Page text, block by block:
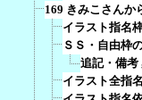
169 きみこさんか
イラスト指名
ＳＳ・自由枠
追記・備考
イラスト全指